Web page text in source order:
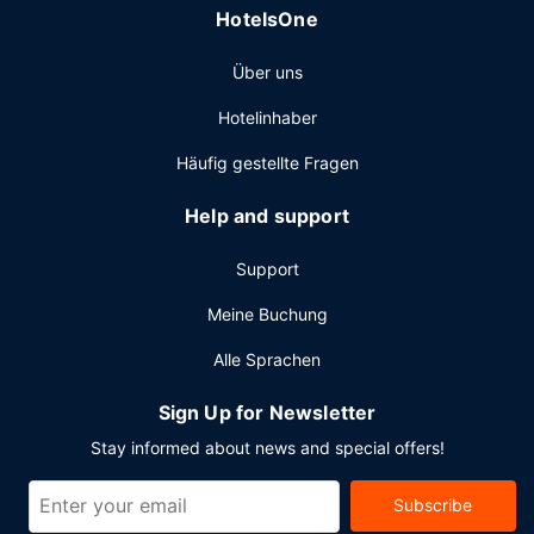
Check-out und ein Textilreinigungsservice. Für
Verfügung: ein Konferenzzentrum und 70 Tagungsräume.
HotelsOne
Über uns
Hotelinhaber
Häufig gestellte Fragen
Help and support
Support
Meine Buchung
Alle Sprachen
Sign Up for Newsletter
Stay informed about news and special offers!
Subscribe